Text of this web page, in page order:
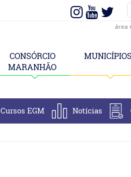
área
CONSÓRCIO
MARANHÃO
MUNICÍPIOS
Cursos EGM Notícias